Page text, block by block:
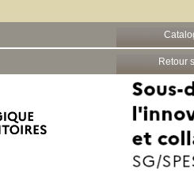
Retour